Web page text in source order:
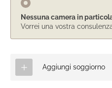
Nessuna camera in
Vorrei una vostra
Aggiungi soggiorno